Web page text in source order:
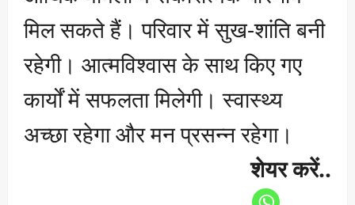
मिल सकते हैं। परिवार में सुख-शांति बनी
रहेगी। आत्मविश्वास के साथ किए गए
कार्यों में सफलता मिलेगी। स्वास्थ्य
अच्छा रहेगा और मन प्रसन्न रहेगा।
शेयर करें..